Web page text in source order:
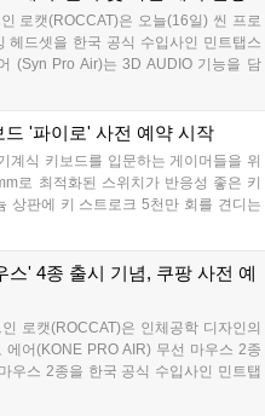
로캣(ROCCAT)은 오늘(16일) 씬 프로
헤드셋을 한국 공식 수입사인 민트탭스
(Syn Pro Air)는 3D AUDIO 기능을 담
'파이로' 사전 예약 시작
계식 키보드를 입문하는 게이머들을 위
로 최적화된 스위치가 반응성 좋은 키
상판에 키 스트로크 5천만 회를 견디는
자체 기술인 이지-시프트(Easy-Shift[+])
가 있어 필요에 따라 자유롭게 이용이
도 AIMO 조명이 개봉 즉시 은은하고 생
럽게 연동되어 만족스러운 게이밍 환경
스' 4종 출시 기념, 쿠팡 사전 예
로캣(ROCCAT)은 인체공학 디자인의
어(KONE PRO AIR) 무선 마우스 2종
우스 2종을 한국 공식 수입사인 민트탭
4종은 6월 4일부터 쿠팡에서 단독으